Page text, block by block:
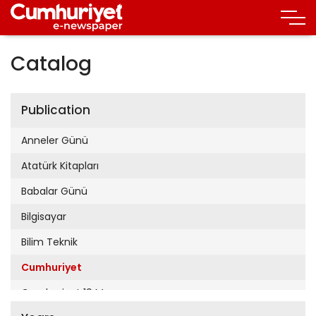
Catalog
Publication
Anneler Günü
Atatürk Kitapları
Babalar Günü
Bilgisayar
Bilim Teknik
Cumhuriyet
Cumhuriyet 19 Mayıs